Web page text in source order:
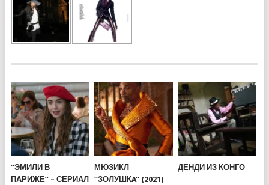
“ЭМИЛИ В
ПАРИЖЕ” – СЕРИАЛ
МЮЗИКЛ
“ЗОЛУШКA” (2021)
ДЕНДИ ИЗ КОНГО